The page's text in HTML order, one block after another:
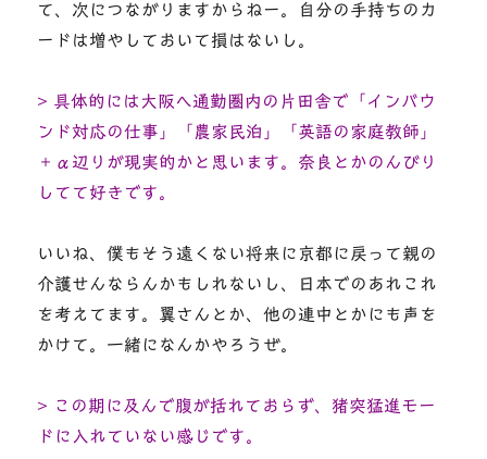
て、次につながりますからねー。自分の手持ちのカ
ードは増やしておいて損はないし。
> 具体的には大阪へ通勤圏内の片田舎で「インバウ
ンド対応の仕事」「農家民泊」「英語の家庭教師」
＋α辺りが現実的かと思います。奈良とかのんびり
してて好きです。
いいね、僕もそう遠くない将来に京都に戻って親の
介護せんならんかもしれないし、日本でのあれこれ
を考えてます。翼さんとか、他の連中とかにも声を
かけて。一緒になんかやろうぜ。
> この期に及んで腹が括れておらず、猪突猛進モー
ドに入れていない感じです。